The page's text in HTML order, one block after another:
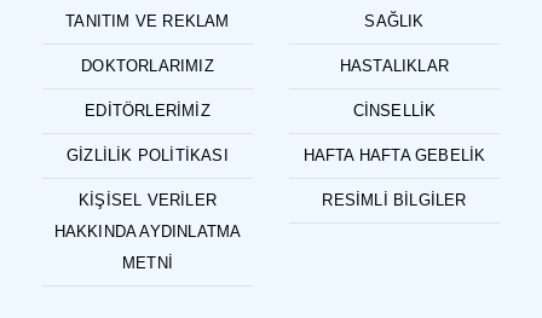
TANITIM VE REKLAM
DOKTORLARIMIZ
EDITÖRLERIMIZ
GIZLILIK POLITIKASI
KIŞISEL VERILER
HAKKINDA AYDINLATMA
METNI
SAĞLIK
HASTALIKLAR
CINSELLIK
HAFTA HAFTA GEBELIK
RESIMLI BILGILER